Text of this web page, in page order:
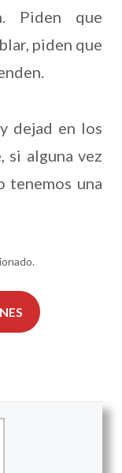
Piden que
piden que
dejad en los
si alguna vez
tenemos una